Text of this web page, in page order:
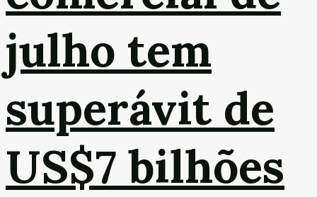
julho tem
superávit de
US$7 bilhões